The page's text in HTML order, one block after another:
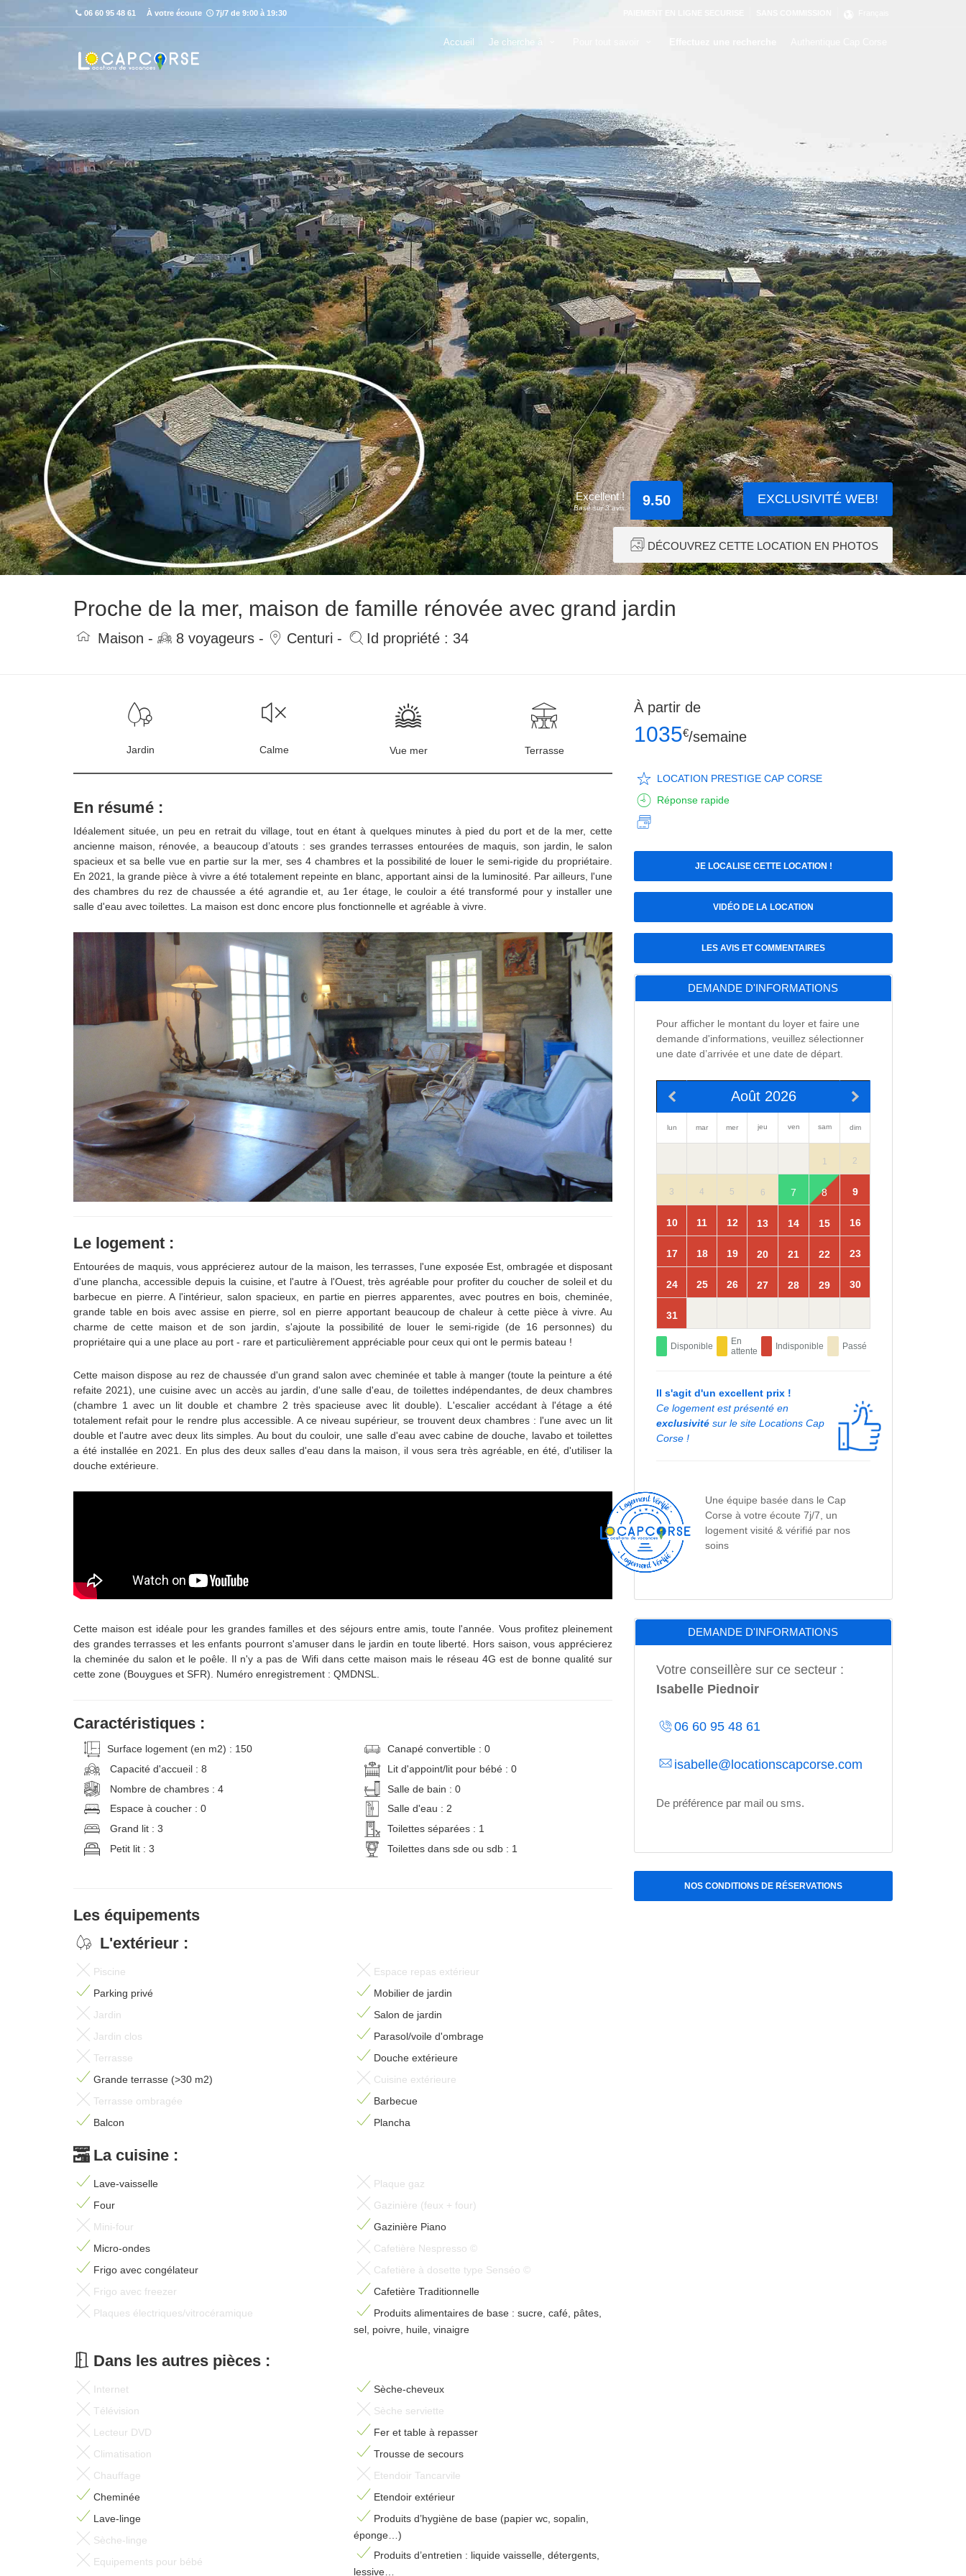
06 60 95 48 61 À votre écoute 7j/7 de 9:00 à 19:30
Accueil Je cherche à
Excellent !
Basé sur 3 avis 9.50 EXCLUSIVITÉ WEB!
DÉCOUVREZ CETTE LOCATION EN PHOTOS
Proche de la mer, maison de famille rénovée avec grand jardin
Maison - 8 voyageurs - Centuri - Id propriété : 34
Jardin Calme Vue mer Terrasse
En résumé :
Idéalement située, un peu en retrait du village, tout en étant à quelques minutes à pied du port et de la mer, cette
ancienne maison, rénovée, a beaucoup d’atouts : ses grandes terrasses entourées de maquis, son jardin, le salon
spacieux et sa belle vue en partie sur la mer, ses 4 chambres et la possibilité de louer le semi-rigide du propriétaire.
En 2021, la grande pièce à vivre a été totalement repeinte en blanc, apportant ainsi de la luminosité. Par ailleurs, l'une
des chambres du rez de chaussée a été agrandie et, au 1er étage, le couloir a été transformé pour y installer une
salle d'eau avec toilettes. La maison est donc encore plus fonctionnelle et agréable à vivre.
Le logement :
Entourées de maquis, vous apprécierez autour de la maison, les terrasses, l'une exposée Est, ombragée et disposant
d'une plancha, accessible depuis la cuisine, et l'autre à l'Ouest, très agréable pour profiter du coucher de soleil et du
barbecue en pierre. A l'intérieur, salon spacieux, en partie en pierres apparentes, avec poutres en bois, cheminée,
grande table en bois avec assise en pierre, sol en pierre apportant beaucoup de chaleur à cette pièce à vivre. Au
charme de cette maison et de son jardin, s'ajoute la possibilité de louer le semi-rigide (de 16 personnes) du
propriétaire qui a une place au port - rare et particulièrement appréciable pour ceux qui ont le permis bateau !
Cette maison dispose au rez de chaussée d'un grand salon avec cheminée et table à manger (toute la peinture a été
refaite 2021), une cuisine avec un accès au jardin, d'une salle d'eau, de toilettes indépendantes, de deux chambres
(chambre 1 avec un lit double et chambre 2 très spacieuse avec lit double). L'escalier accédant à l'étage a été
totalement refait pour le rendre plus accessible. A ce niveau supérieur, se trouvent deux chambres : l'une avec un lit
double et l'autre avec deux lits simples. Au bout du couloir, une salle d'eau avec cabine de douche, lavabo et toilettes
a été installée en 2021. En plus des deux salles d'eau dans la maison, il vous sera très agréable, en été, d'utiliser la
douche extérieure.
Cette maison est idéale pour les grandes familles et des séjours entre amis, toute l'année. Vous profitez pleinement
des grandes terrasses et les enfants pourront s'amuser dans le jardin en toute liberté. Hors saison, vous apprécierez
la cheminée du salon et le poêle. Il n'y a pas de Wifi dans cette maison mais le réseau 4G est de bonne qualité sur
cette zone (Bouygues et SFR). Numéro enregistrement : QMDNSL.
Caractéristiques :
Surface logement (en m2) : 150
Capacité d'accueil : 8
Nombre de chambres : 4
Espace à coucher : 0
Grand lit : 3
Petit lit : 3
Canapé convertible : 0
Lit d'appoint/lit pour bébé : 0
Salle de bain : 0
Salle d'eau : 2
Toilettes séparées : 1
Toilettes dans sde ou sdb : 1
Les équipements
L'extérieur :
Piscine
Parking privé
Jardin
Jardin clos
Terrasse
Grande terrasse (>30 m2)
Terrasse ombragée
Balcon
Espace repas extérieur
Mobilier de jardin
Salon de jardin
Parasol/voile d'ombrage
Douche extérieure
Cuisine extérieure
Barbecue
Plancha
La cuisine :
Lave-vaisselle
Four
Mini-four
Micro-ondes
Frigo avec congélateur
Frigo avec freezer
Plaques électriques/vitrocéramique
Plaque gaz
Gazinière (feux + four)
Gazinière Piano
Cafetière Nespresso ©
Cafetière à dosette type Senséo ©
Cafetière Traditionnelle
Produits alimentaires de base : sucre, café, pâtes,
sel, poivre, huile, vinaigre
Dans les autres pièces :
Internet
Télévision
Lecteur DVD
Climatisation
Chauffage
Cheminée
Lave-linge
Sèche-linge
Equipements pour bébé
Sèche-cheveux
Sèche serviette
Fer et table à repasser
Trousse de secours
Etendoir Tancarvile
Etendoir extérieur
Produits d’hygiène de base (papier wc, sopalin,
éponge…)
Produits d’entretien : liquide vaisselle, détergents,
lessive…
À partir de
1035€/semaine
LOCATION PRESTIGE CAP CORSE
Réponse rapide
Découvrez ce label en détail
JE LOCALISE CETTE LOCATION !
VIDÉO DE LA LOCATION
LES AVIS ET COMMENTAIRES
DEMANDE D'INFORMATIONS
Pour afficher le montant du loyer et faire une
demande d'informations, veuillez sélectionner
une date d’arrivée et une date de départ.
Août 2026
lun mar mer jeu ven sam dim
1 2
3 4 5 6 7 8 9
10 11 12 13 14 15 16
17 18 19 20 21 22 23
24 25 26 27 28 29 30
31
Disponible
En
attente
Indisponible Passé
Il s'agit d'un excellent prix !
Ce logement est présenté en
exclusivité sur le site Locations Cap
Corse !
Une équipe basée dans le Cap
Corse à votre écoute 7j/7, un
logement visité & vérifié par nos
soins
DEMANDE D'INFORMATIONS
Votre conseillère sur ce secteur :
Isabelle Piednoir
06 60 95 48 61
isabelle@locationscapcorse.com
De préférence par mail ou sms.
NOS CONDITIONS DE RÉSERVATIONS